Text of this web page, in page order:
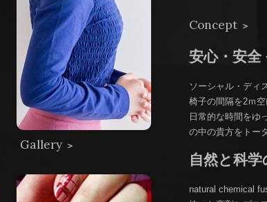
Gallery ＞
Concept ＞
安心・安全
ソーシャル・
椅子の間隔を2ｍ
日常的な
の中の貴方をトー
自然と科学
natural